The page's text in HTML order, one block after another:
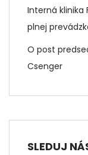
Interná
plnej
O post
Csenger
SLEDUJ